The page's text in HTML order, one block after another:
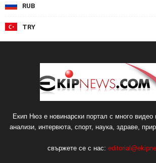
RUB
TRY
Екип Нюз е новинарски портал с много видео
анализи, интервюта, спорт, наука, здраве,
свържете се с нас: